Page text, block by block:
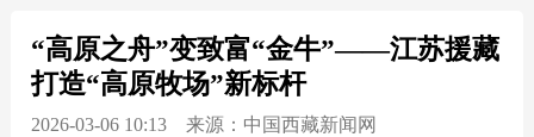
“高原之舟”变致富“金牛”——江苏援藏
打造“高原牧场”新标杆
2026-03-06 10:13 来源：中国西藏新闻网